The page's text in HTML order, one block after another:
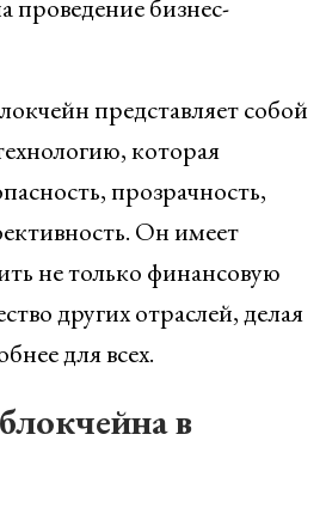
проведение бизнес-
представляет собой
которая
прозрачность,
Он имеет
не только финансовую
других отраслей, делая
для всех.
в